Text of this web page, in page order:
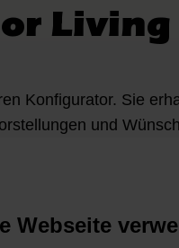
Living
Konfigurator. Sie
und